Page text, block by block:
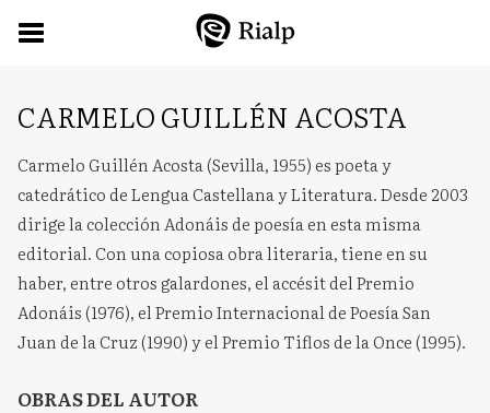
CARMELO GUILLÉN ACOSTA
Carmelo Guillén Acosta (Sevilla, 1955) es poeta y
catedrático de Lengua Castellana y Literatura. Desde 2003
dirige la colección Adonáis de poesía en esta misma
editorial. Con una copiosa obra literaria, tiene en su
haber, entre otros galardones, el accésit del Premio
Adonáis (1976), el Premio Internacional de Poesía San
Juan de la Cruz (1990) y el Premio Tiflos de la Once (1995).
OBRAS DEL AUTOR